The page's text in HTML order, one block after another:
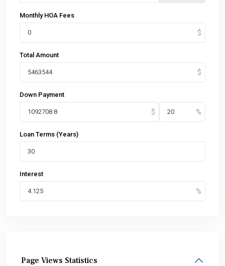
Monthly HOA Fees
Total Amount
Down Payment
Loan Terms (Years)
Interest
Page Views Statistics